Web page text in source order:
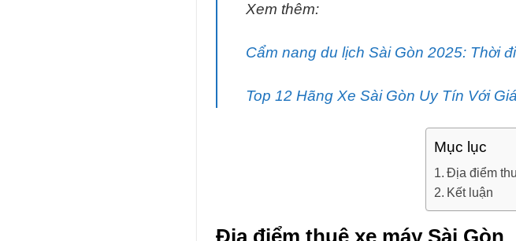
Xem thêm:
Cẩm nang du lịch Sài Gòn 2025: Thời
Top 12 Hãng Xe Sài Gòn Uy Tín Với
Mục lục
Địa điểm
Kết luận
Địa điểm thuê xe máy Sài Gòn